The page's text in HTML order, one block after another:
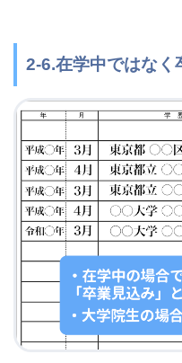
2-6.在学中ではなく